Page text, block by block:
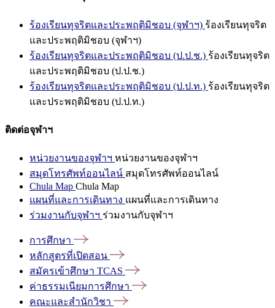
ร้องเรียนทุจริตและประพฤติมิชอบ (จุฬาฯ) ร้องเรียนทุจริต
และประพฤติมิชอบ (จุฬาฯ)
ร้องเรียนทุจริตและประพฤติมิชอบ (ป.ป.ช.) ร้องเรียนทุจริต
และประพฤติมิชอบ (ป.ป.ช.)
ร้องเรียนทุจริตและประพฤติมิชอบ (ป.ป.ท.) ร้องเรียนทุจริต
และประพฤติมิชอบ (ป.ป.ท.)
ติดต่อจุฬาฯ
หน่วยงานของจุฬาฯ หน่วยงานของจุฬาฯ
สมุดโทรศัพท์ออนไลน์ สมุดโทรศัพท์ออนไลน์
Chula Map Chula Map
แผนที่และการเดินทาง แผนที่และการเดินทาง
ร่วมงานกับจุฬาฯ ร่วมงานกับจุฬาฯ
การศึกษา
หลักสูตรที่เปิดสอน
สมัครเข้าศึกษา TCAS
ค่าธรรมเนียมการศึกษา
คณะและสำนักวิชา